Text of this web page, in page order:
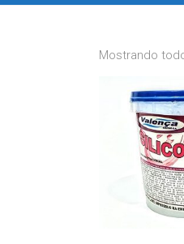
Mostrando